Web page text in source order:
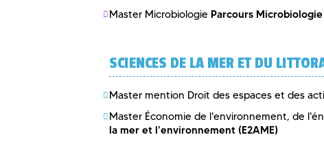
Master Microbiologie Parcours
SCIENCES DE LA MER ET DU
Master mention Droit des espaces et des
Master Économie de l'environnement, de
la mer et l'environnement (E2AME)